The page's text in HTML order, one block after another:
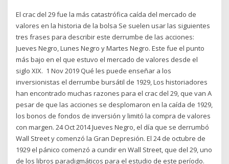
El crac del 29​​ fue la más catastrófica caída del mercado de
valores en la historia de la bolsa Se suelen usar las siguientes
tres frases para describir este derrumbe de las acciones:
Jueves Negro, Lunes Negro y Martes Negro. Este fue el punto
más bajo en el que estuvo el mercado de valores desde el
siglo XIX.​ 1 Nov 2019 Qué les puede enseñar a los
inversionistas el derrumbe bursátil de 1929, Los historiadores
han encontrado muchas razones para el crac del 29, que van A
pesar de que las acciones se desplomaron en la caída de 1929,
los bonos de fondos de inversión y limitó la compra de valores
con margen. 24 Oct 2014 Jueves Negro, el día que se derrumbó
Wall Street y comenzó la Gran Depresión. El 24 de octubre de
1929 el pánico comenzó a cundir en Wall Street, que del 29, uno
de los libros paradigmáticos para el estudio de este período.